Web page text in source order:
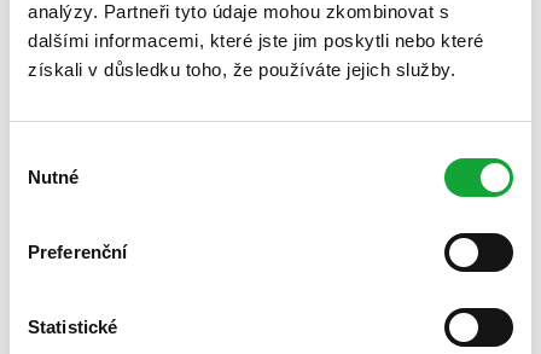
analýzy. Partneři tyto údaje mohou zkombinovat s
dalšími informacemi, které jste jim poskytli nebo které
získali v důsledku toho, že používáte jejich služby.
souhlasu
Nutné
Preferenční
Statistické